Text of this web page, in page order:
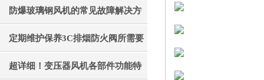
制的重要性分享
防爆玻璃钢风机的常见故障解决方
法
定期维护保养3C排烟防火阀所需要
重要的事项分享
超详细！变压器风机各部件功能特